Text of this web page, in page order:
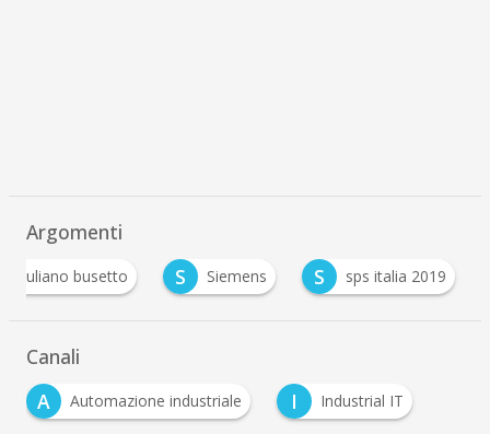
Argomenti
giuliano busetto S Siemens S sps italia 2019
Canali
A
Automazione industriale I Industrial IT